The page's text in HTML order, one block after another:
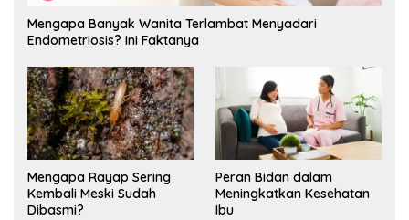
Mengapa Banyak Wanita Terlambat Menyadari
Endometriosis? Ini Faktanya
Mengapa Rayap Sering
Kembali Meski Sudah
Dibasmi?
Peran Bidan dalam
Meningkatkan Kesehatan
Ibu